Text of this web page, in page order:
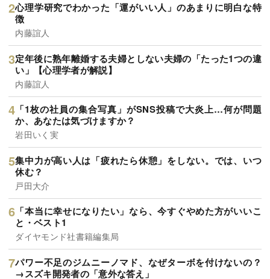
心理学研究でわかった「運がいい人」のあまりに明白な特
徴
内藤誼人
定年後に熟年離婚する夫婦としない夫婦の「たった1つの違
い」【心理学者が解説】
内藤誼人
「1枚の社員の集合写真」がSNS投稿で大炎上…何が問題
か、あなたは気づけますか？
岩田いく実
集中力が高い人は「疲れたら休憩」をしない。では、いつ
休む？
戸田大介
「本当に幸せになりたい」なら、今すぐやめた方がいいこ
と・ベスト1
ダイヤモンド社書籍編集局
パワー不足のジムニーノマド、なぜターボを付けないの？
→スズキ開発者の「意外な答え」